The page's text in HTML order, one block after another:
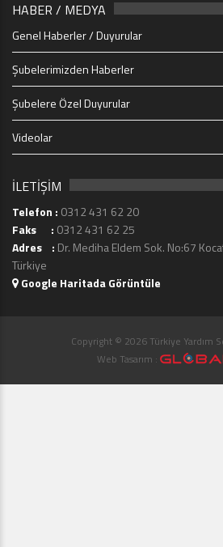
HABER / MEDYA
Genel Haberler / Duyurular
Şubelerimizden Haberler
Şubelere Özel Duyurular
Videolar
İLETİŞİM
Telefon : 0312 431 62 20
Faks : 0312 431 62 25
Adres : Dr. Mediha Eldem Sok. No:67
Türkiye
Google Haritada Görüntüle
Copyright © 2026 Türkiye Yardım
Web Tasarım :